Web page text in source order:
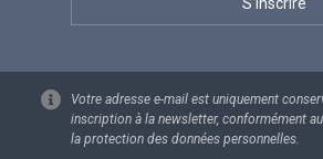
Votre adresse e-mail est uniquement
inscription à la newsletter, conformément
la protection des données personnelles.